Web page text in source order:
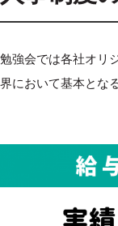
勉強会では各社オリ
界において基本とな